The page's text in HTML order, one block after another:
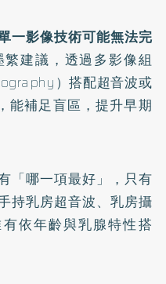
一影像技術可能無法完
繁建議，透過多影像組
）搭配超音波或
能補足盲區，提升早期
「哪一項最好」，只有
持乳房超音波、乳房攝
依年齡與乳腺特性搭